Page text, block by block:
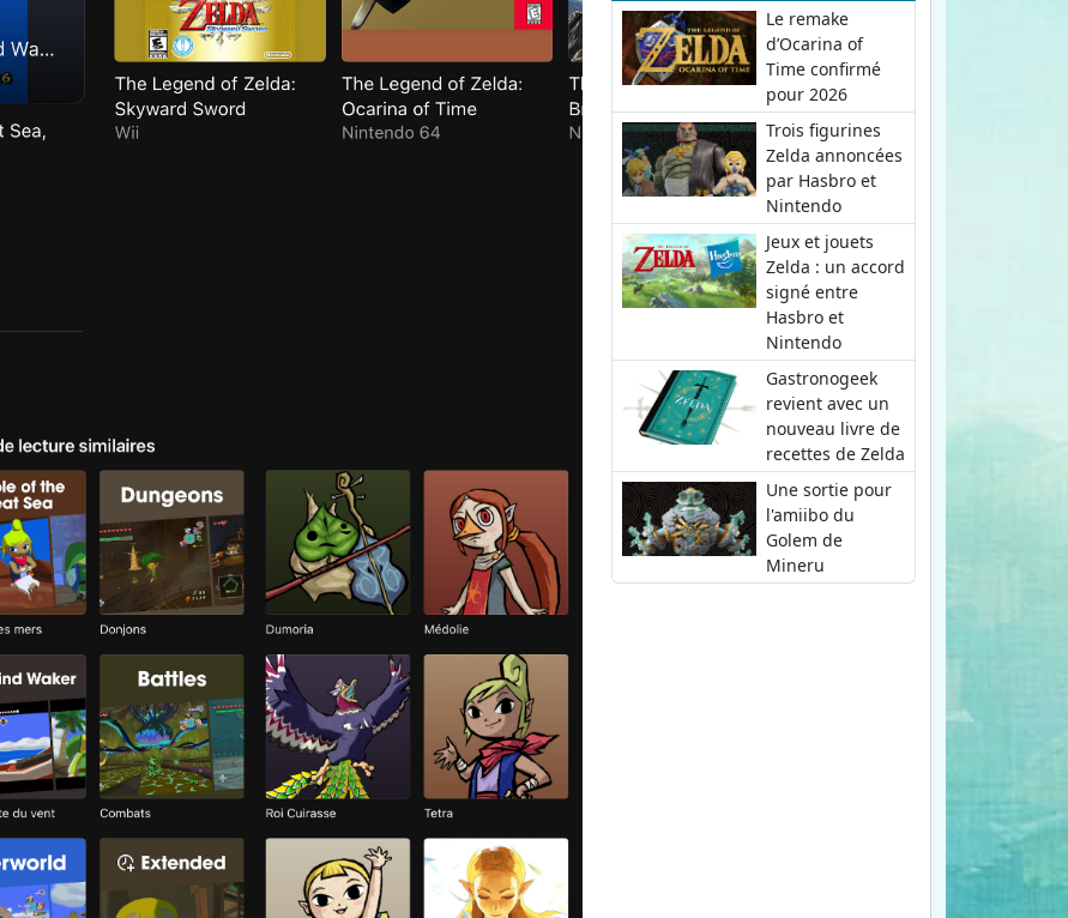
Le remake
d’Ocarina of
Time confirmé
pour 2026
Trois figurines
Zelda annoncées
par Hasbro et
Nintendo
Jeux et jouets
Zelda : un accord
signé entre
Hasbro et
Nintendo
Gastronogeek
revient avec un
nouveau livre de
recettes de Zelda
Une sortie pour
l'amiibo du
Golem de
Mineru